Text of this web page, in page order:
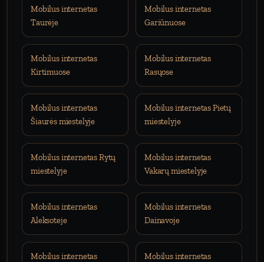
Mobilus internetas
Taurėje
Mobilus internetas
Gariūnuose
Mobilus internetas
Kirtimuose
Mobilus internetas
Rasųose
Mobilus internetas
Šiaurės miestelyje
Mobilus internetas Pietų
miestelyje
Mobilus internetas Rytų
miestelyje
Mobilus internetas
Vakarų miestelyje
Mobilus internetas
Aleksoteje
Mobilus internetas
Dainavoje
Mobilus internetas
Mobilus internetas